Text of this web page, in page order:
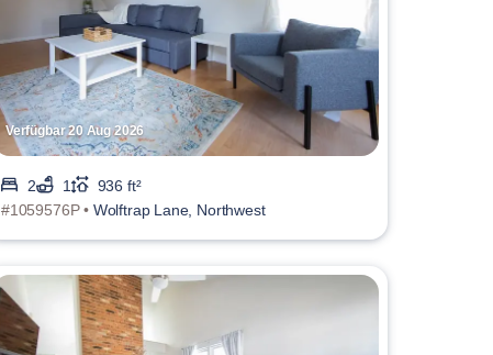
Verfügbar 20 Aug 2026
2 1
936 ft²
#1059576P • Wolftrap Lane, Northwest